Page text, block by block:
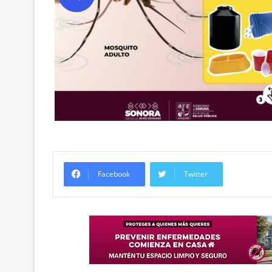
Facebook Twitter